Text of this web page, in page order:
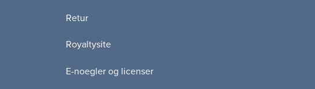
Retur
Royaltysite
E-noegler og licenser